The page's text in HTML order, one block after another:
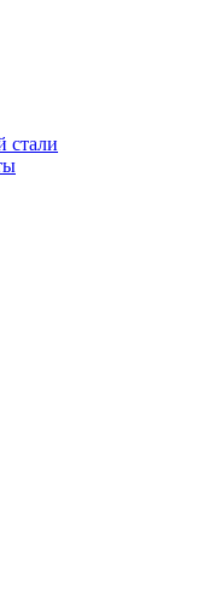
стали